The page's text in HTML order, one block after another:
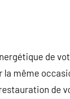
de
même
de